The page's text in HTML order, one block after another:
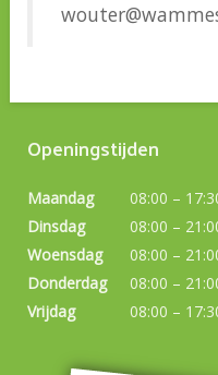
Openingstijden
Maandag
08:00 –
Dinsdag
08:00 –
Woensdag
08:00 –
Donderdag
08:00 –
Vrijdag
08:00 –